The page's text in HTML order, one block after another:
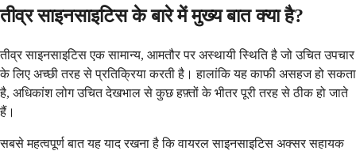
तीव्र साइनसाइटिस के बारे में मुख्य बात क्या है?
तीव्र साइनसाइटिस एक सामान्य, आमतौर पर अस्थायी स्थिति है जो उचित उपचार
के लिए अच्छी तरह से प्रतिक्रिया करती है। हालांकि यह काफी असहज हो सकता
है, अधिकांश लोग उचित देखभाल से कुछ हफ़्तों के भीतर पूरी तरह से ठीक हो जाते
हैं।
सबसे महत्वपूर्ण बात यह याद रखना है कि वायरल साइनसाइटिस अक्सर सहायक